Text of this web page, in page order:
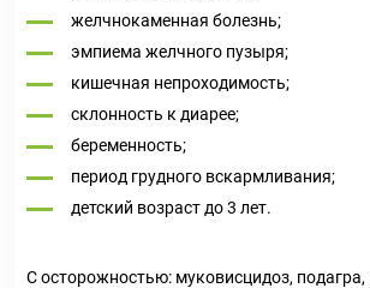
желчнокаменная болезнь;
эмпиема желчного пузыря;
кишечная непроходимость;
склонность к диарее;
беременность;
период грудного вскармливания;
детский возраст до 3 лет.
С осторожностью: муковисцидоз, подагра,